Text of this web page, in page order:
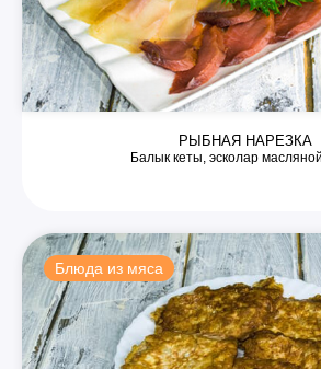
РЫБНАЯ НАРЕЗКА
Балык кеты, эсколар
Блюда из мяса